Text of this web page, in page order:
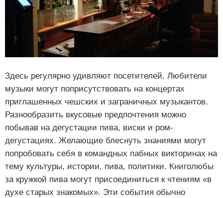
Здесь регулярно удивляют посетителей. Любители
музыки могут поприсутствовать на концертах
приглашенных чешских и заграничных музыкантов.
Разнообразить вкусовые предпочтения можно
побывав на дегустации пива, виски и ром-
дегустациях. Желающие блеснуть знаниями могут
попробовать себя в командных пабных викторинах на
тему культуры, истории, пива, политики. Книголюбы
за кружкой пива могут присоединиться к чтениям «в
духе старых знакомых». Эти события обычно